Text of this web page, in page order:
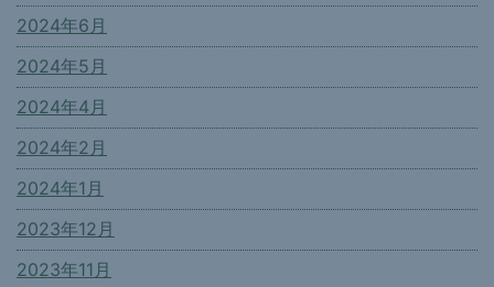
2024年6月
2024年5月
2024年4月
2024年2月
2024年1月
2023年12月
2023年11月